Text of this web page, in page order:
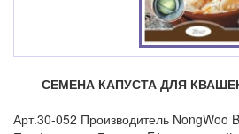
СЕМЕНА КАПУСТА ДЛЯ
Арт.30-052 Производитель NongWoo